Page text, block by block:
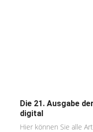
Die 21. Ausgabe
digital
Hier können Sie alle